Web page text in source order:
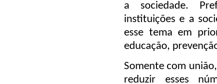
a sociedade.
instituições e a
esse tema em
educação,
Somente com
reduzir esses